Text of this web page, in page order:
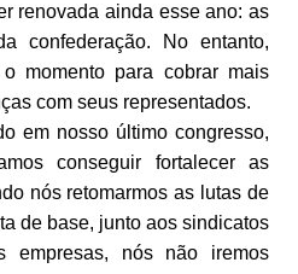
renovada ainda esse ano: as
confederação. No entanto,
momento para cobrar mais
com seus representados.
em nosso último congresso,
conseguir fortalecer as
nós retomarmos as lutas de
de base, junto aos sindicatos
empresas, nós não iremos